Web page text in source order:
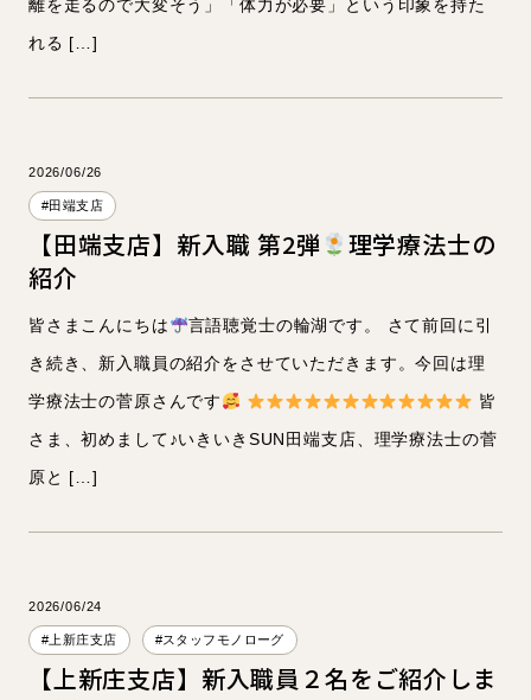
離を走るので大変そう」「体力が必要」という印象を持た
れる […]
2026/06/26
#田端支店
【田端支店】新入職 第2弾
理学療法士の
紹介
皆さまこんにちは
言語聴覚士の輪湖です。 さて前回に引
き続き、新入職員の紹介をさせていただきます。今回は理
学療法士の菅原さんです
皆
さま、初めまして♪いきいきSUN田端支店、理学療法士の菅
原と […]
2026/06/24
#上新庄支店 #スタッフモノローグ
【上新庄支店】新入職員２名をご紹介しま